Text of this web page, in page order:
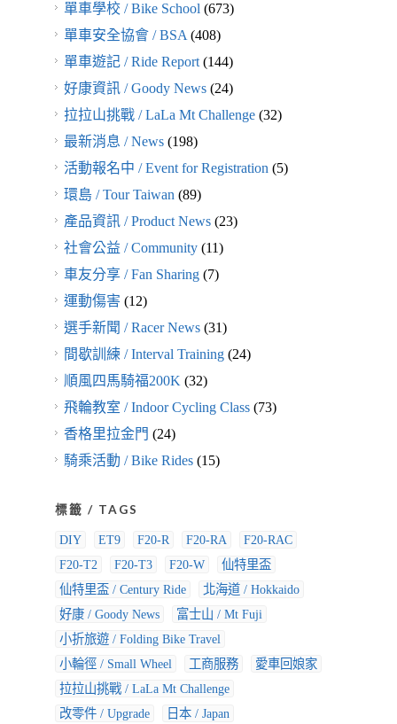
單車學校 / Bike School(673)
單車安全協會 / BSA(408)
單車遊記 / Ride Report(144)
好康資訊 / Goody News(24)
拉拉山挑戰 / LaLa Mt Challenge(32)
最新消息 / News(198)
活動報名中 / Event for Registration(5)
環島 / Tour Taiwan(89)
產品資訊 / Product News(23)
社會公益 / Community(11)
車友分享 / Fan Sharing(7)
運動傷害(12)
選手新聞 / Racer News(31)
間歇訓練 / Interval Training(24)
順風四馬騎福200K(32)
飛輪教室 / Indoor Cycling Class(73)
香格里拉金門 (24)
騎乘活動 / Bike Rides(15)
標籤 / TAGS
DIY ET9 F20-R F20-RA
F20-RAC
F20-T2
F20-T3 F20-W
仙特里盃
仙特里盃 / Century Ride
北海道 / Hokkaido
好康 / Goody News
富士山 / Mt Fuji
小折旅遊 / Folding Bike Travel
小輪徑 / Small Wheel
工商服務
愛車回娘家
拉拉山挑戰 / LaLa Mt Challenge
改零件 / Upgrade
日本 / Japan